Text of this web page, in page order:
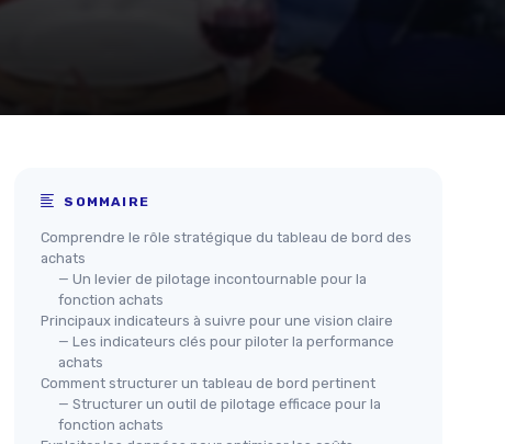
SOMMAIRE
Comprendre le rôle stratégique du tableau de bord des
achats
— Un levier de pilotage incontournable pour la
fonction achats
Principaux indicateurs à suivre pour une vision claire
— Les indicateurs clés pour piloter la performance
achats
Comment structurer un tableau de bord pertinent
— Structurer un outil de pilotage efficace pour la
fonction achats